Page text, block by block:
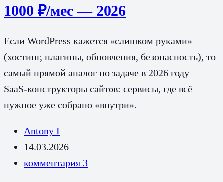
1000 ₽/мес — 2026
Если WordPress кажется «слишком руками»
(хостинг, плагины, обновления, безопасность), то
самый прямой аналог по задаче в 2026 году —
SaaS-конструкторы сайтов: сервисы, где всё
нужное уже собрано «внутри».
Antony I
14.03.2026
комментария 3